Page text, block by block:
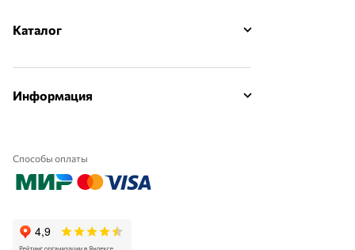
Каталог
Информация
Способы оплаты